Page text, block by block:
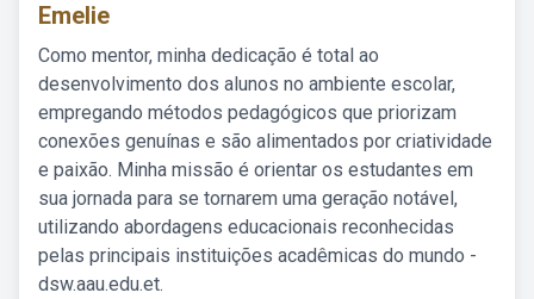
Emelie
Como mentor, minha dedicação é total ao
desenvolvimento dos alunos no ambiente escolar,
empregando métodos pedagógicos que priorizam
conexões genuínas e são alimentados por criatividade
e paixão. Minha missão é orientar os estudantes em
sua jornada para se tornarem uma geração notável,
utilizando abordagens educacionais reconhecidas
pelas principais instituições acadêmicas do mundo -
dsw.aau.edu.et.